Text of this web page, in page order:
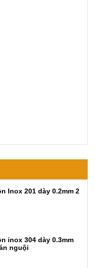
Inox 201 dày 0.2mm 2
inox 304 dày 0.3mm
nguội